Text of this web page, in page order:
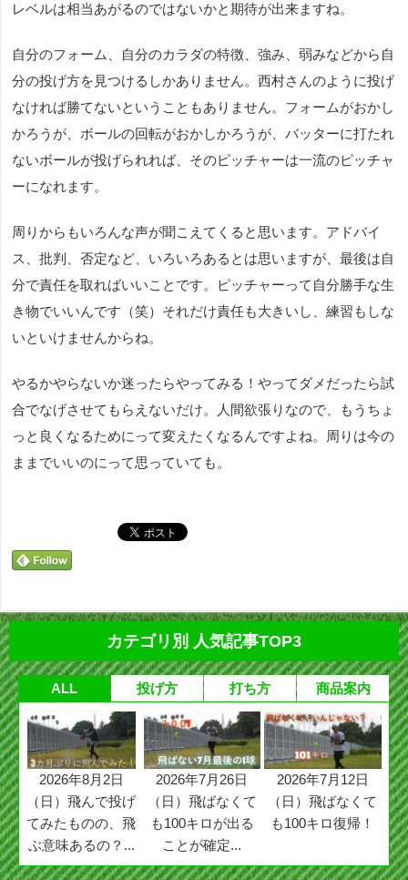
レベルは相当あがるのではないかと期待が出来ますね。
自分のフォーム、自分のカラダの特徴、強み、弱みなどから自
分の投げ方を見つけるしかありません。西村さんのように投げ
なければ勝てないということもありません。フォームがおかし
かろうが、ボールの回転がおかしかろうが、バッターに打たれ
ないボールが投げられれば、そのピッチャーは一流のピッチャ
ーになれます。
周りからもいろんな声が聞こえてくると思います。アドバイ
ス、批判、否定など、いろいろあるとは思いますが、最後は自
分で責任を取ればいいことです。ピッチャーって自分勝手な生
き物でいいんです（笑）それだけ責任も大きいし、練習もしな
いといけませんからね。
やるかやらないか迷ったらやってみる！やってダメだったら試
合でなげさせてもらえないだけ。人間欲張りなので、もうちょ
っと良くなるためにって変えたくなるんですよね。周りは今の
ままでいいのにって思っていても。
カテゴリ別 人気記事TOP3
ALL 投げ方 打ち方 商品案内
2026年8月2日
（日）飛んで投げ
てみたものの、飛
ぶ意味あるの？...
2026年7月26日
（日）飛ばなくて
も100キロが出る
ことが確定...
2026年7月12日
（日）飛ばなくて
も100キロ復帰！